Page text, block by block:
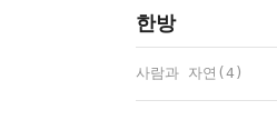
한방
사람과 자연(4)